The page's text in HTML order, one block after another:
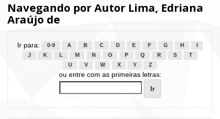
Navegando por Autor Lima, Edriana
Araújo de
Ir para: 0-9 A B C D E F G H
J
K L M N O P Q R S
T
U
V W X Y Z
ou entre com as primeiras letras: